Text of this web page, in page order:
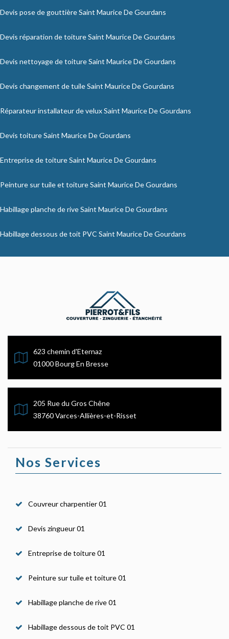
Devis pose de gouttière Saint Maurice De Gourdans
Devis réparation de toiture Saint Maurice De Gourdans
Devis nettoyage de toiture Saint Maurice De Gourdans
Devis changement de tuile Saint Maurice De Gourdans
Réparateur installateur de velux Saint Maurice De Gourdans
Devis toiture Saint Maurice De Gourdans
Entreprise de toiture Saint Maurice De Gourdans
Peinture sur tuile et toiture Saint Maurice De Gourdans
Habillage planche de rive Saint Maurice De Gourdans
Habillage dessous de toit PVC Saint Maurice De Gourdans
623 chemin d'Eternaz
01000 Bourg En Bresse
205 Rue du Gros Chêne
38760 Varces-Allières-et-Risset
Nos Services
Couvreur charpentier 01
Devis zingueur 01
Entreprise de toiture 01
Peinture sur tuile et toiture 01
Habillage planche de rive 01
Habillage dessous de toit PVC 01